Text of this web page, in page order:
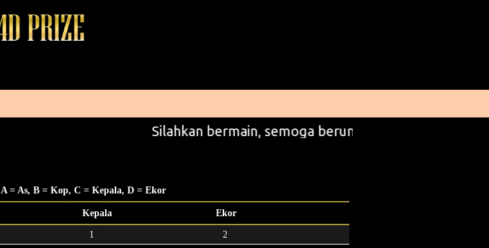
Silahkan bermain, semoga beruntung
A = As, B = Kop, C = Kepala, D = Ekor
Kepala Ekor
1
2